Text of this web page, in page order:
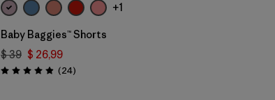
+1
Baby Baggies™ Shorts
$ 39 $ 26,99
Valoración: 4.9 / 5
(24Comentarios
)